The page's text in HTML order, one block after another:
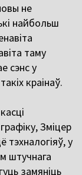
не
найбольш
таму
сэнс у
краінаў.
Зміцер
тэхналогіяў, у
штучнага
замяніць